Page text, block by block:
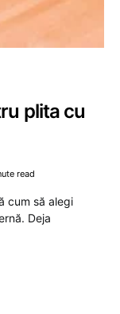
plita cu
read
cum să alegi
Deja